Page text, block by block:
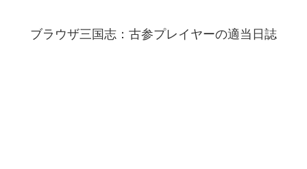
ブラウザ三国志：古参プレイヤーの適当日誌